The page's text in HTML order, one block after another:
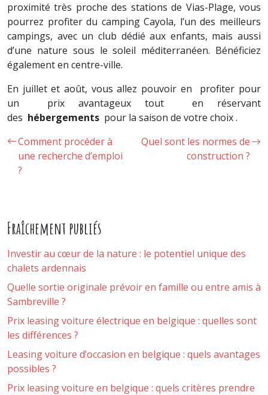
proximité très proche des stations de Vias-Plage, vous
pourrez profiter du camping Cayola, l’un des meilleurs
campings, avec un club dédié aux enfants, mais aussi
d’une nature sous le soleil méditerranéen. Bénéficiez
également en centre-ville.
En juillet et août, vous allez pouvoir en profiter pour
un prix avantageux tout en réservant
des hébergements pour la saison de votre choix .
Comment procéder à
une recherche d’emploi
?
Quel sont les normes de
construction ?
Fraîchement publiés
Investir au cœur de la nature : le potentiel unique des
chalets ardennais
Quelle sortie originale prévoir en famille ou entre amis à
Sambreville ?
Prix leasing voiture électrique en belgique : quelles sont
les différences ?
Leasing voiture d’occasion en belgique : quels avantages
possibles ?
Prix leasing voiture en belgique : quels critères prendre